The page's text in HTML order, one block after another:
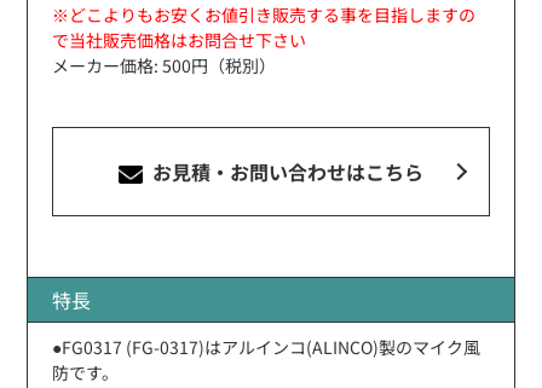
※どこよりもお安くお値引き販売する事を目指しますの
で当社販売価格はお問合せ下さい
メーカー価格: 500円（税別）
お見積・お問い合わせはこちら
特長
●FG0317 (FG-0317)はアルインコ(ALINCO)製のマイク風
防です。